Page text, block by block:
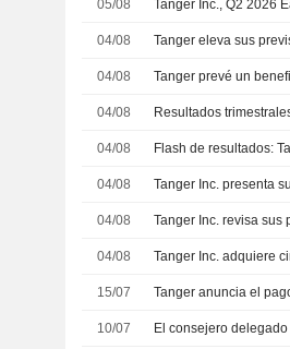
05/08 Tanger Inc., Q2 2026
04/08
04/08
04/08
04/08
04/08
04/08
04/08
15/07
10/07